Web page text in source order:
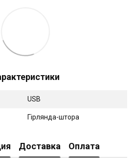
USB
Гірлянда-штора
Доставка Оплата